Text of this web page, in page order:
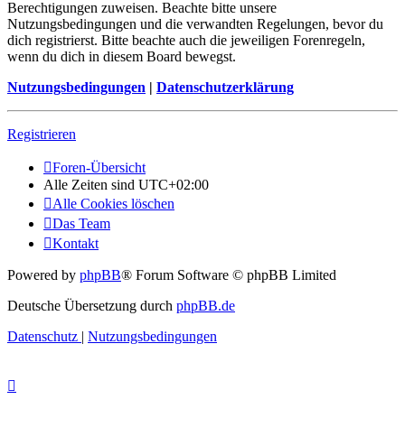
Berechtigungen zuweisen. Beachte bitte unsere
Nutzungsbedingungen und die verwandten Regelungen, bevor du
dich registrierst. Bitte beachte auch die jeweiligen Forenregeln,
wenn du dich in diesem Board bewegst.
Nutzungsbedingungen | Datenschutzerklärung
Registrieren
Foren-Übersicht
Alle Zeiten sind UTC+02:00
Alle Cookies löschen
Das Team
Kontakt
Powered by phpBB® Forum Software © phpBB Limited
Deutsche Übersetzung durch phpBB.de
Datenschutz | Nutzungsbedingungen